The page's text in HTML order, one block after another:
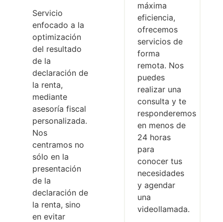
Servicio
enfocado a la
optimización
del resultado
de la
declaración de
la renta,
mediante
asesoría fiscal
personalizada.
Nos
centramos no
sólo en la
presentación
de la
declaración de
la renta, sino
en evitar
máxima
eficiencia,
ofrecemos
servicios de
forma
remota. Nos
puedes
realizar una
consulta y te
responderemos
en menos de
24 horas
para
conocer tus
necesidades
y agendar
una
videollamada.